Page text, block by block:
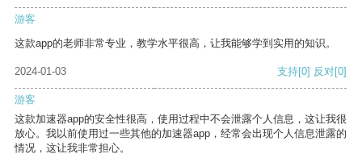
游客
这款app的老师非常专业，教学水平很高，让我能够学到实用的知识。
2024-01-03 支持[0] 反对[0]
游客
这款加速器app的安全性很高，使用过程中不会泄露个人信息，这让我很
放心。我以前使用过一些其他的加速器app，经常会出现个人信息泄露的
情况，这让我非常担心。